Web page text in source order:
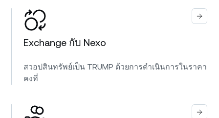
Exchange กับ Nexo
สวอปสินทรัพย์เป็น TRUMP ด้วยการดำเนินการในราคา
คงที่